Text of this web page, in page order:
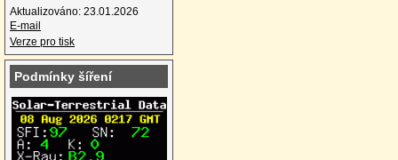
Aktualizováno: 23.01.2026
E-mail
Verze pro tisk
Podmínky šíření